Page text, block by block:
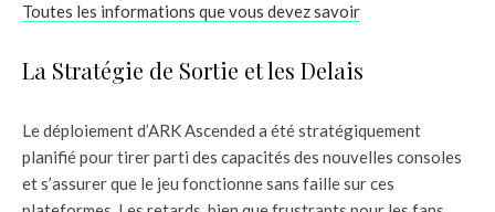
Toutes les informations que vous devez savoir
La Stratégie de Sortie et les Delais
Le déploiement d’ARK Ascended a été stratégiquement
planifié pour tirer parti des capacités des nouvelles consoles
et s’assurer que le jeu fonctionne sans faille sur ces